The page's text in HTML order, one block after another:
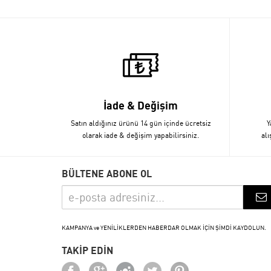
İade & Değişim
Satın aldığınız ürünü 14 gün içinde ücretsiz
olarak iade & değişim yapabilirsiniz.
BÜLTENE ABONE OL
KAMPANYA ve YENİLİKLERDEN HABERDAR OLMAK İÇİN ŞİMDİ KAYDOLUN.
TAKİP EDİN